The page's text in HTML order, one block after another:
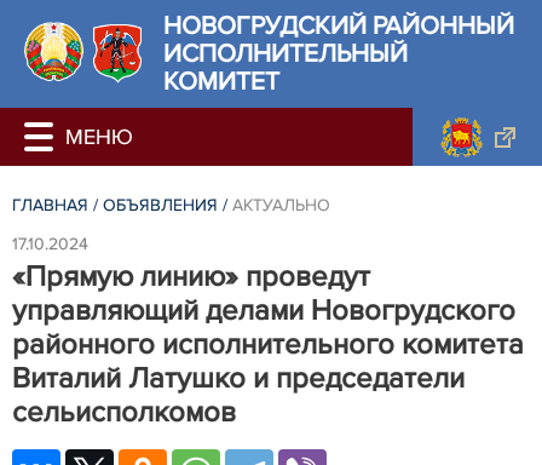
НОВОГРУДСКИЙ РАЙОННЫЙ
ИСПОЛНИТЕЛЬНЫЙ
КОМИТЕТ
ГЛАВНАЯ / ОБЪЯВЛЕНИЯ / АКТУАЛЬНО
17.10.2024
«Прямую линию» проведут
управляющий делами Новогрудского
районного исполнительного комитета
Виталий Латушко и председатели
сельисполкомов